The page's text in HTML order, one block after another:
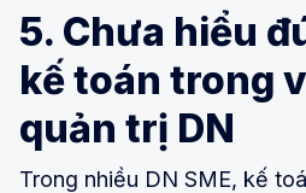
5. Chưa hiểu
kế toán trong
quản trị DN
Trong nhiều DN SME, kế